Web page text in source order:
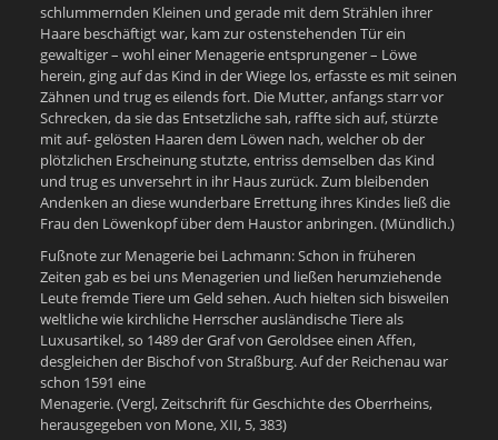
schlummernden Kleinen und gerade mit dem Strählen ihrer
Haare beschäftigt war, kam zur ostenstehenden Tür ein
gewaltiger – wohl einer Menagerie entsprungener – Löwe
herein, ging auf das Kind in der Wiege los, erfasste es mit seinen
Zähnen und trug es eilends fort. Die Mutter, anfangs starr vor
Schrecken, da sie das Entsetzliche sah, raffte sich auf, stürzte
mit auf- gelösten Haaren dem Löwen nach, welcher ob der
plötzlichen Erscheinung stutzte, entriss demselben das Kind
und trug es unversehrt in ihr Haus zurück. Zum bleibenden
Andenken an diese wunderbare Errettung ihres Kindes ließ die
Frau den Löwenkopf über dem Haustor anbringen. (Mündlich.)
Fußnote zur Menagerie bei Lachmann: Schon in früheren
Zeiten gab es bei uns Menagerien und ließen herumziehende
Leute fremde Tiere um Geld sehen. Auch hielten sich bisweilen
weltliche wie kirchliche Herrscher ausländische Tiere als
Luxusartikel, so 1489 der Graf von Geroldsee einen Aﬀen,
desgleichen der Bischof von Straßburg. Auf der Reichenau war
schon 1591 eine
Menagerie. (Vergl, Zeitschrift für Geschichte des Oberrheins,
herausgegeben von Mone, XII, 5, 383)